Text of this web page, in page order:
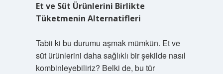
Et ve Süt Ürünlerini Birlikte
Tüketmenin Alternatifleri
Tabii ki bu durumu aşmak mümkün. Et ve
süt ürünlerini daha sağlıklı bir şekilde nasıl
kombinleyebiliriz? Belki de, bu tür